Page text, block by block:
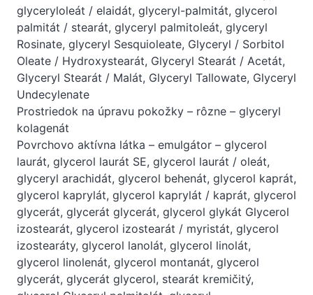
glyceryloleát / elaidát, glyceryl-palmitát, glycerol
palmitát / stearát, glyceryl palmitoleát, glyceryl
Rosinate, glyceryl Sesquioleate, Glyceryl / Sorbitol
Oleate / Hydroxystearát, Glyceryl Stearát / Acetát,
Glyceryl Stearát / Malát, Glyceryl Tallowate, Glyceryl
Undecylenate
Prostriedok na úpravu pokožky – rôzne – glyceryl
kolagenát
Povrchovo aktívna látka – emulgátor – glycerol
laurát, glycerol laurát SE, glycerol laurát / oleát,
glyceryl arachidát, glycerol behenát, glycerol kaprát,
glycerol kaprylát, glycerol kaprylát / kaprát, glycerol
glycerát, glycerát glycerát, glycerol glykát Glycerol
izostearát, glycerol izostearát / myristát, glycerol
izostearáty, glycerol lanolát, glycerol linolát,
glycerol linolenát, glycerol montanát, glycerol
glycerát, glycerát glycerol, stearát kremičitý,